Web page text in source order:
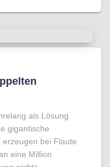
als Lösung
gigantische
erzeugen bei Flaute
eine Million